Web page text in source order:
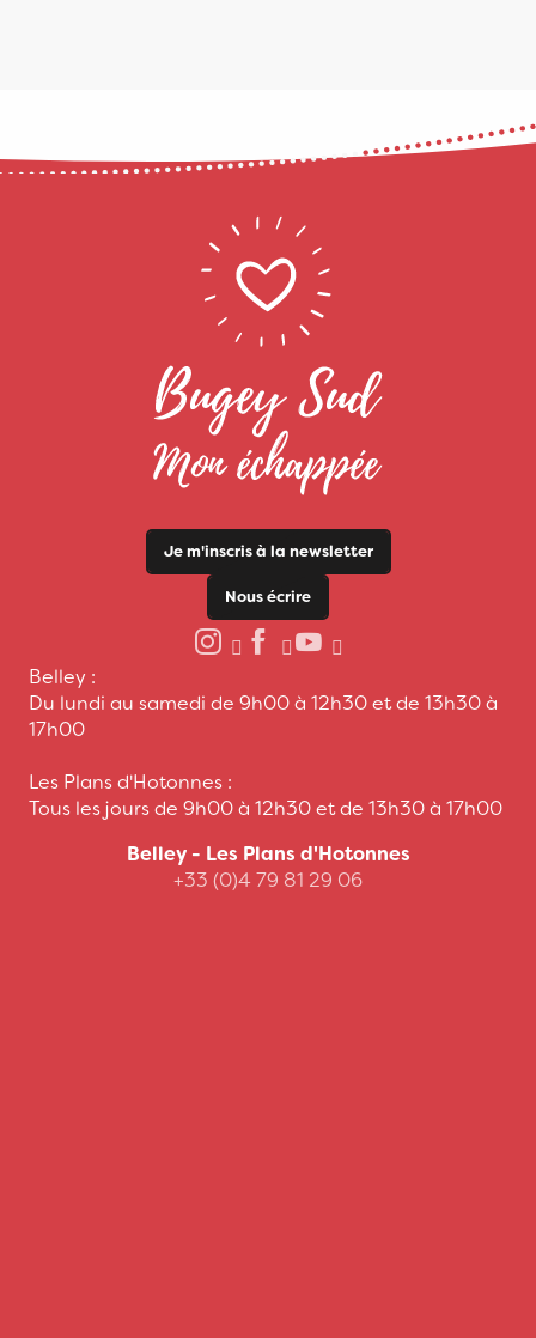
Je m'inscris à la newsletter
Nous écrire
Belley :
Du lundi au samedi de 9h00 à 12h30 et de 13h30 à
17h00
Les Plans d'Hotonnes :
Tous les jours de 9h00 à 12h30 et de 13h30 à 17h00
Belley - Les Plans d'Hotonnes
+33 (0)4 79 81 29 06